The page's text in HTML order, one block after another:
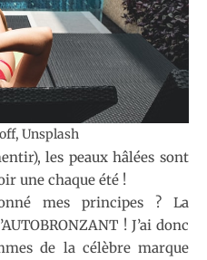
Unsplash
les peaux hâlées sont
une chaque été !
mes principes ? La
! J’ai donc
de la célèbre marque